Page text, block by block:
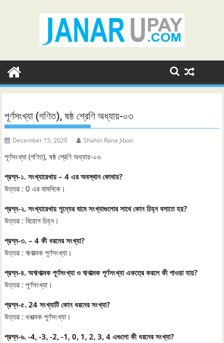
পূর্ণসংখ্যা (গণিত), ষষ্ঠ শ্রেণি অধ্যায়-০৩
December 15, 2020 Shahin Rana Jibon
পূর্ণসংখ্যা (গণিত), ষষ্ঠ শ্রেণি অধ্যায়-০৩
প্রশ্ন-১. সংখ্যারেখায় – 4 এর অবস্থান কোথায়?
উত্তর : 0 এর বামদিকে।
প্রশ্ন-২. সংখ্যারেখায় শূন্যের বামে সংখ্যাগুলোর সাথে কোন চিহ্ন বসাতে হয়?
উত্তর : বিয়োগ চিহ্ন।
প্রশ্ন-৩. – 4 কী ধরনের সংখ্যা?
উত্তর : ঋণাত্মক পূর্ণসংখ্যা।
প্রশ্ন-৪. অঋণাত্মক পূর্ণসংখ্যা ও ঋণাত্মক পূর্ণসংখ্যা একত্রে করলে কী পাওয়া যায়?
উত্তর : পূর্ণসংখ্যা।
প্রশ্ন-৫. 24 সংখ্যাটি কোন ধরনের সংখ্যা?
উত্তর : ধনাত্মক পূর্ণসংখ্যা।
প্রশ্ন-৬. -4, -3, -2, -1, 0, 1, 2, 3, 4 এগুলো কী ধরনের সংখ্যা?